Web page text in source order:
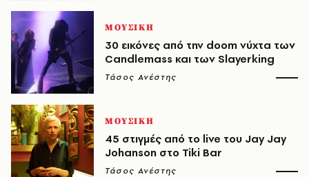
ΜΟΥΣΙΚΗ
30 εικόνες από την doom νύχτα των
Candlemass και των Slayerking
Τάσος Ανέστης
ΜΟΥΣΙΚΗ
45 στιγμές από το live του Jay Jay
Johanson στο Tiki Bar
Τάσος Ανέστης